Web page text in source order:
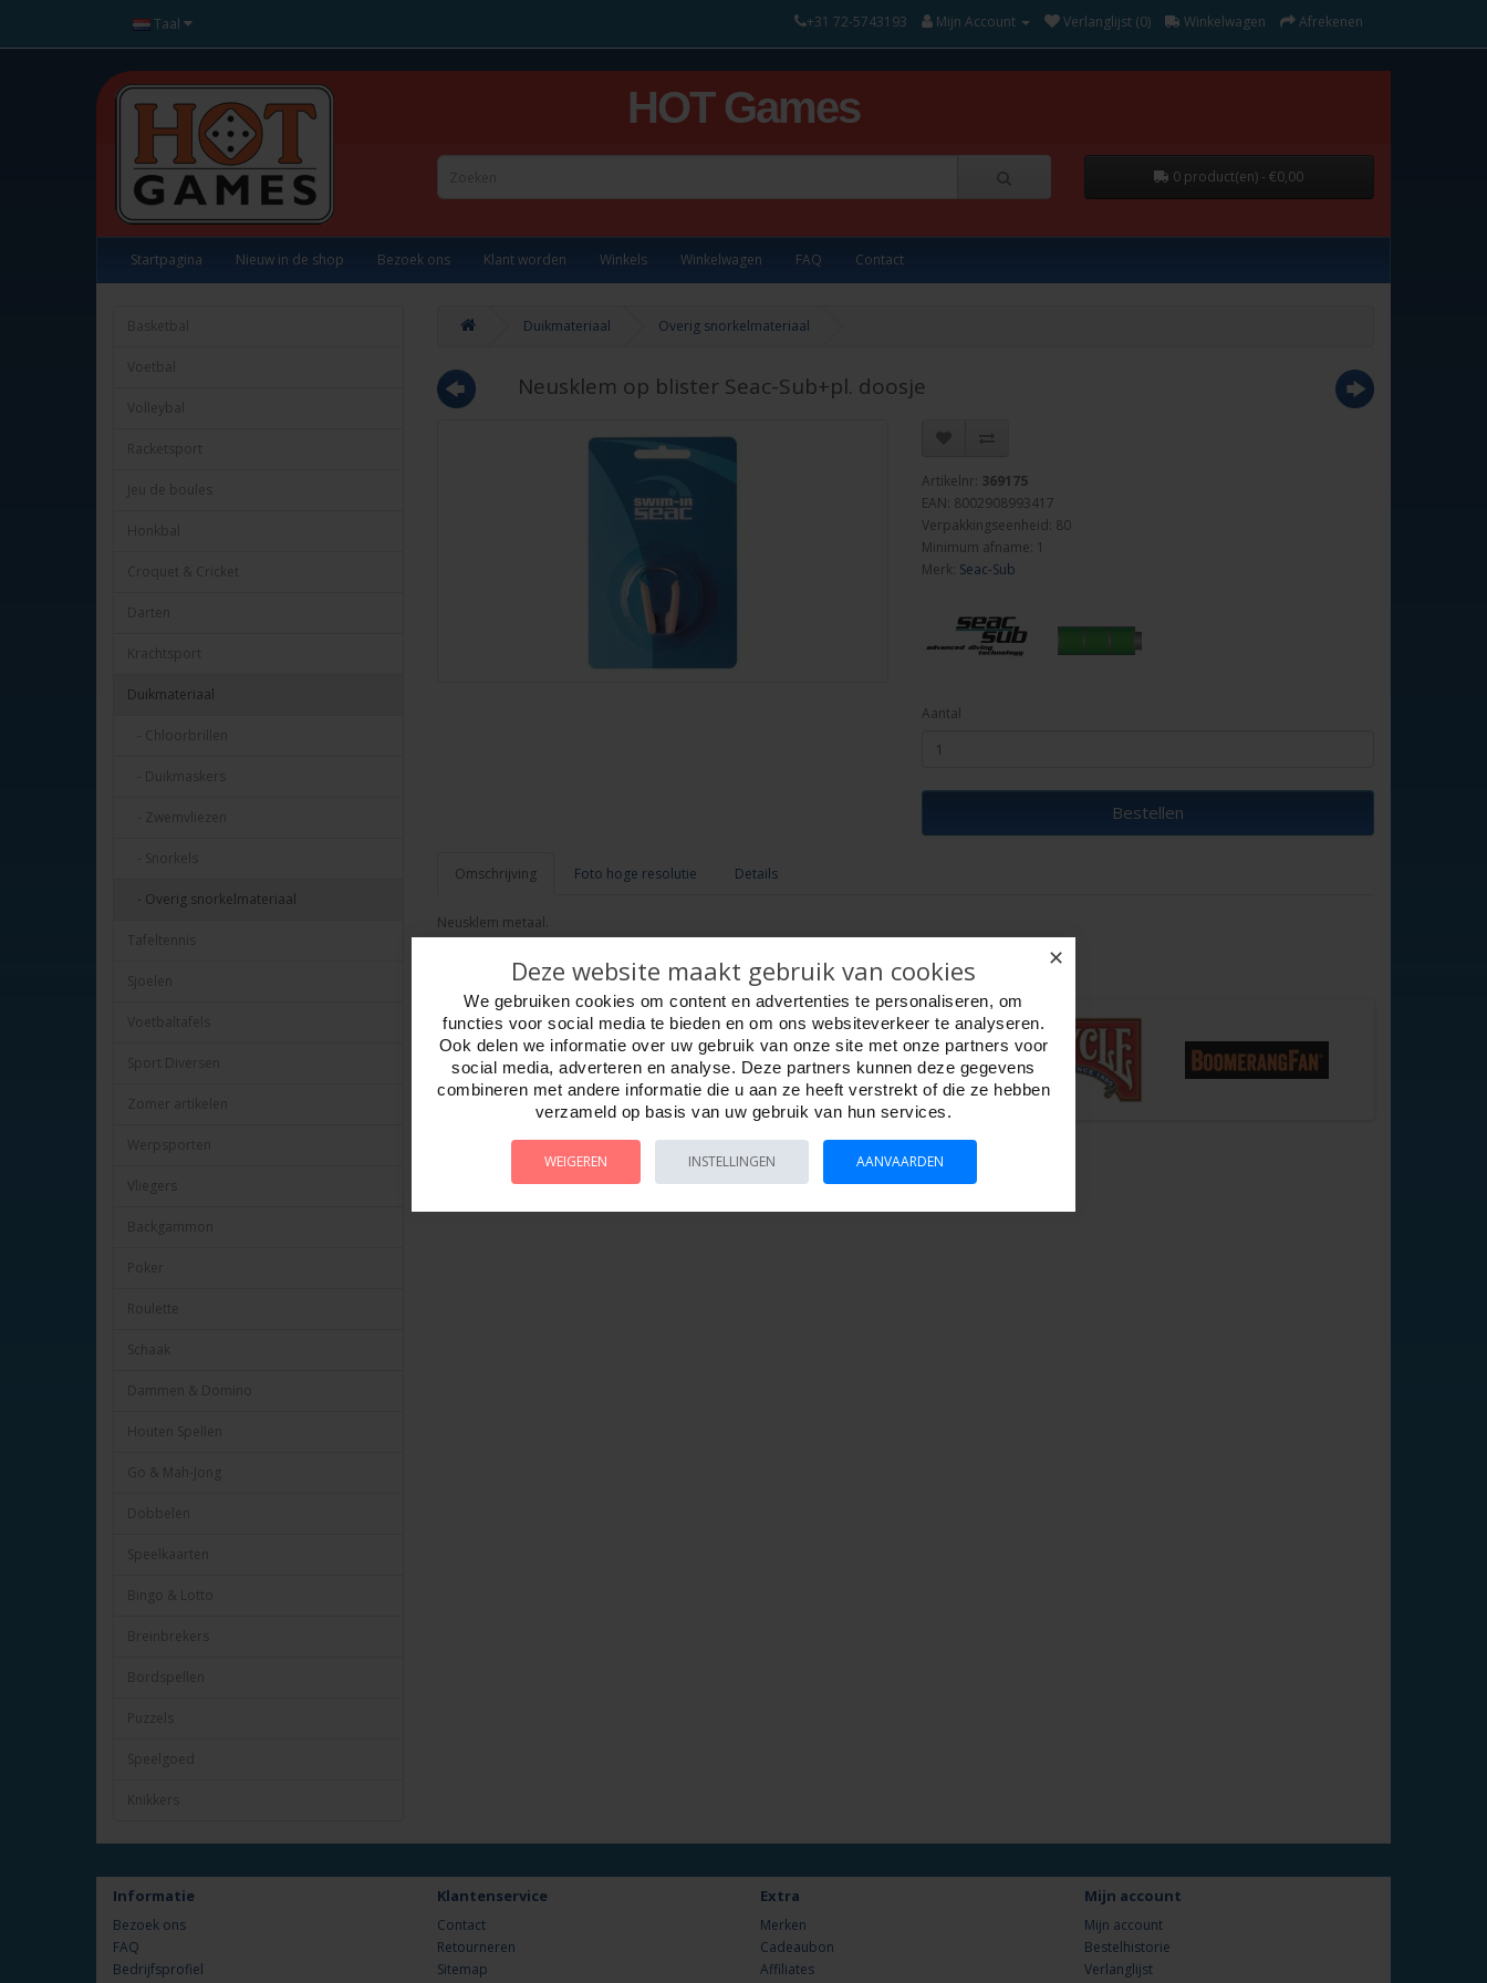
Taal +31 72-5743193 Mijn Account Verlanglijst (0) Winkelwagen Afrekenen
HOT Games
0 product(en) - €0,00
Startpagina Nieuw in de shop Bezoek ons Klant worden Winkels Winkelwagen FAQ Contact
Basketbal
Voetbal
Volleybal
Racketsport
Jeu de boules
Honkbal
Croquet & Cricket
Darten
Krachtsport
Duikmateriaal
- Chloorbrillen
- Duikmaskers
- Zwemvliezen
- Snorkels
- Overig snorkelmateriaal
Tafeltennis
Sjoelen
Voetbaltafels
Sport Diversen
Zomer artikelen
Werpsporten
Vliegers
Backgammon
Poker
Roulette
Schaak
Dammen & Domino
Houten Spellen
Go & Mah-Jong
Dobbelen
Speelkaarten
Bingo & Lotto
Breinbrekers
Bordspellen
Puzzels
Speelgoed
Knikkers
Duikmateriaal Overig snorkelmateriaal
Neusklem op blister Seac-Sub+pl. doosje
Artikelnr: 369175
EAN: 8002908993417
Verpakkingseenheid: 80
Minimum afname: 1
Merk: Seac-Sub
Aantal
Bestellen
Omschrijving Foto hoge resolutie Details
Neusklem metaal.
Informatie
Bezoek ons
FAQ
Bedrijfsprofiel
Klantenservice
Contact
Retourneren
Sitemap
Extra
Merken
Cadeaubon
Affiliates
Mijn account
Mijn account
Bestelhistorie
Verlanglijst
✕
Deze website maakt gebruik van cookies
We gebruiken cookies om content en advertenties te personaliseren, om
functies voor social media te bieden en om ons websiteverkeer te analyseren.
Ook delen we informatie over uw gebruik van onze site met onze partners voor
social media, adverteren en analyse. Deze partners kunnen deze gegevens
combineren met andere informatie die u aan ze heeft verstrekt of die ze hebben
verzameld op basis van uw gebruik van hun services.
WEIGEREN INSTELLINGEN AANVAARDEN